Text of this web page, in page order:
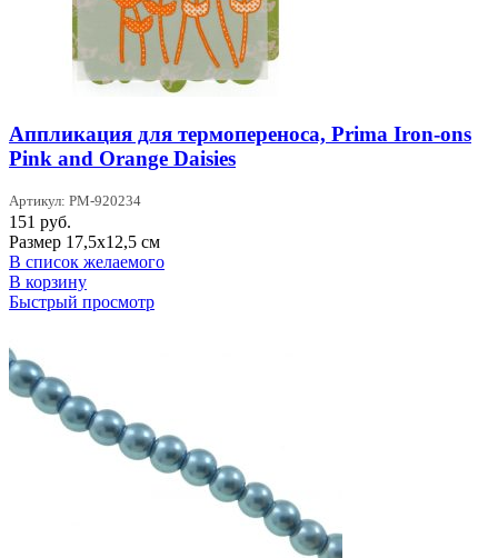
Аппликация для термопереноса, Prima Iron-ons
Pink and Orange Daisies
Артикул: PM-920234
151 руб.
Размер 17,5х12,5 см
В список желаемого
В корзину
Быстрый просмотр